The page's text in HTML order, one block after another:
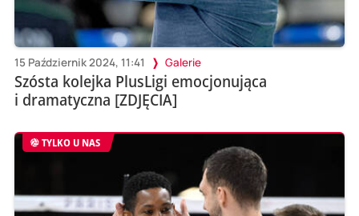
15 Październik 2024, 11:41 Galerie
Szósta kolejka PlusLigi emocjonująca
i dramatyczna [ZDJĘCIA]
TYLKO U NAS